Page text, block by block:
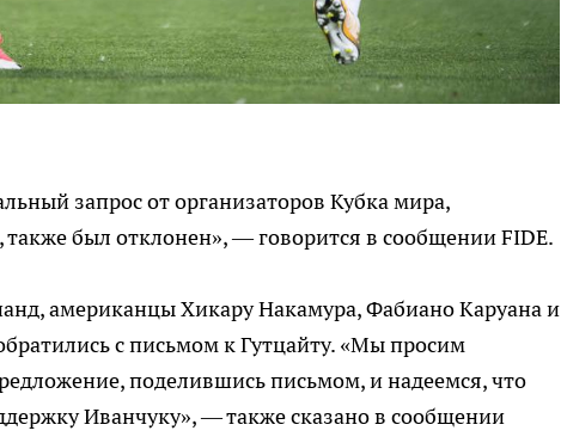
запрос от организаторов Кубка мира,
был отклонен», — говорится в сообщении FIDE.
американцы Хикару Накамура, Фабиано Каруана и
с письмом к Гутцайту. «Мы просим
поделившись письмом, и надеемся, что
Иванчуку», — также сказано в сообщении